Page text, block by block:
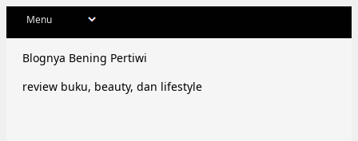
Blognya Bening Pertiwi
review buku, beauty, dan lifestyle